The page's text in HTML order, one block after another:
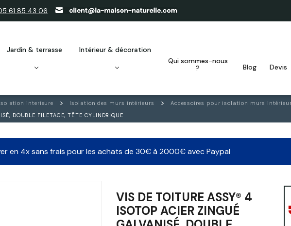
61 85 43 06
jardin & terrasse
intérieur & décoration
qui sommes-nous
?
blog devis
interieure Isolation des murs intérieurs Accessoires pour isolation murs
DOUBLE FILETAGE, TÊTE CYLINDRIQUE
en 4x sans frais pour les achats de 30€ à 2000€ avec Paypal
VIS DE TOITURE ASSY® 4
ISOTOP ACIER ZINGUÉ